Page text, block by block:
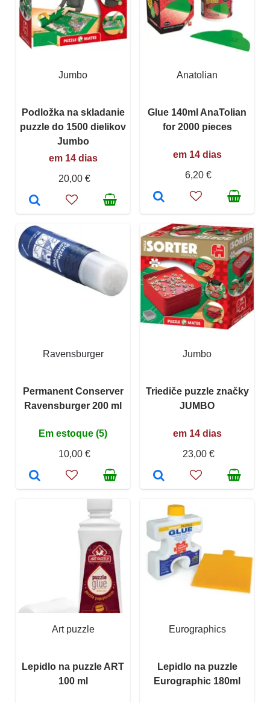
Jumbo
Podložka na skladanie
puzzle do 1500 dielikov
Jumbo
em 14 dias
20,00 €
Anatolian
Glue 140ml AnaTolian
for 2000 pieces
em 14 dias
6,20 €
Ravensburger
Permanent Conserver
Ravensburger 200 ml
Em estoque (5)
10,00 €
Jumbo
Triediče puzzle značky
JUMBO
em 14 dias
23,00 €
Art puzzle
Lepidlo na puzzle ART
100 ml
Eurographics
Lepidlo na puzzle
Eurographic 180ml